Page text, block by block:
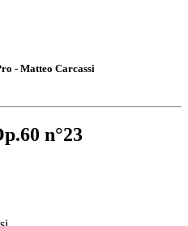
- Matteo Carcassi
n°23